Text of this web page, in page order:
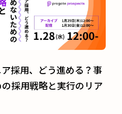
採用、どう進める？事
採用戦略と実行のリア